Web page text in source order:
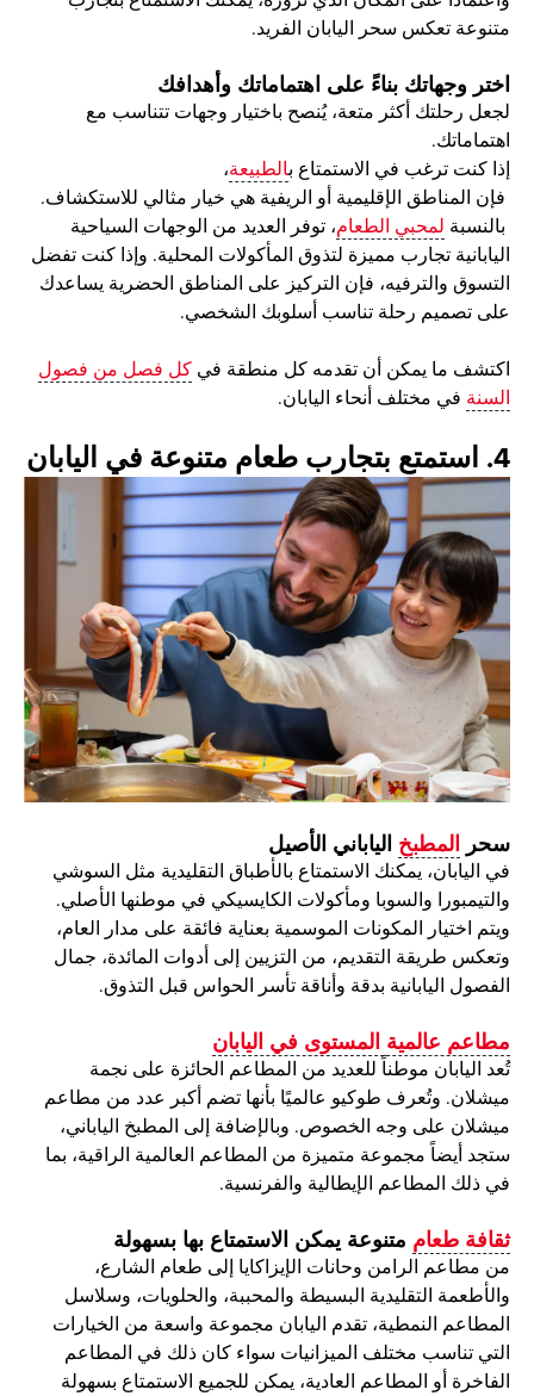
متنوعة تعكس سحر اليابان الفريد.
اختر وجهاتك بناءً على اهتماماتك وأهدافك
لجعل رحلتك أكثر متعة، يُنصح باختيار وجهات تتناسب مع
اهتماماتك.
إذا كنت ترغب في الاستمتاع بالطبيعة،
فإن المناطق الإقليمية أو الريفية هي خيار مثالي للاستكشاف.
بالنسبة لمحبي الطعام، توفر العديد من الوجهات السياحية
اليابانية تجارب مميزة لتذوق المأكولات المحلية. وإذا كنت تفضل
التسوق والترفيه، فإن التركيز على المناطق الحضرية يساعدك
على تصميم رحلة تناسب أسلوبك الشخصي.
اكتشف ما يمكن أن تقدمه كل منطقة في كل فصل من فصول
السنة في مختلف أنحاء اليابان.
4. استمتع بتجارب طعام متنوعة في اليابان
سحر المطبخ الياباني الأصيل
في اليابان، يمكنك الاستمتاع بالأطباق التقليدية مثل السوشي
والتيمبورا والسوبا ومأكولات الكايسيكي في موطنها الأصلي.
ويتم اختيار المكونات الموسمية بعناية فائقة على مدار العام،
وتعكس طريقة التقديم، من التزيين إلى أدوات المائدة، جمال
الفصول اليابانية بدقة وأناقة تأسر الحواس قبل التذوق.
مطاعم عالمية المستوى في اليابان
تُعد اليابان موطناً للعديد من المطاعم الحائزة على نجمة
ميشلان. وتُعرف طوكيو عالميًا بأنها تضم أكبر عدد من مطاعم
ميشلان على وجه الخصوص. وبالإضافة إلى المطبخ الياباني،
ستجد أيضاً مجموعة متميزة من المطاعم العالمية الراقية، بما
في ذلك المطاعم الإيطالية والفرنسية.
ثقافة طعام متنوعة يمكن الاستمتاع بها بسهولة
من مطاعم الرامن وحانات الإيزاكايا إلى طعام الشارع،
والأطعمة التقليدية البسيطة والمحببة، والحلويات، وسلاسل
المطاعم النمطية، تقدم اليابان مجموعة واسعة من الخيارات
التي تناسب مختلف الميزانيات سواء كان ذلك في المطاعم
الفاخرة أو المطاعم العادية، يمكن للجميع الاستمتاع بسهولة